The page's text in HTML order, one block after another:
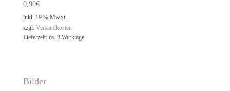
0,90€
inkl. 19 % MwSt.
zzgl. Versandkosten
Lieferzeit: ca. 3 Werktage
Bilder